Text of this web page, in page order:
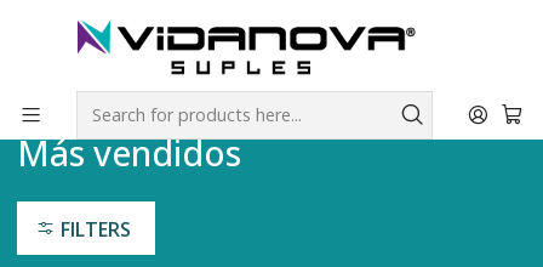
Más vendidos
Más vendidos
FILTERS